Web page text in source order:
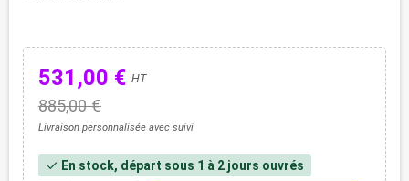
531,00 € HT
885,00 €
Livraison personnalisée avec suivi
check En stock, départ sous 1 à 2 jours ouvrés